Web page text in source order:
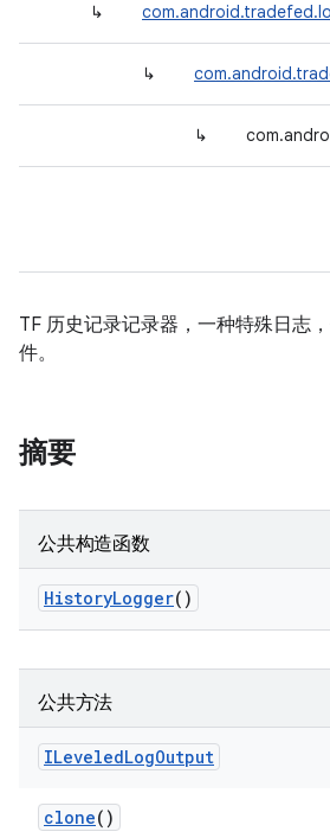
↳
↳
↳
TF 历史记录记录器，一种特殊日志
件。
摘要
公共构造函数
HistoryLogger()
公共方法
ILeveledLogOutput
clone()